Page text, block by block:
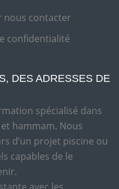
nous contacter
confidentialité
DES ADRESSES DE
spécialisé dans
hammam. Nous
d’un projet piscine ou
capables de le